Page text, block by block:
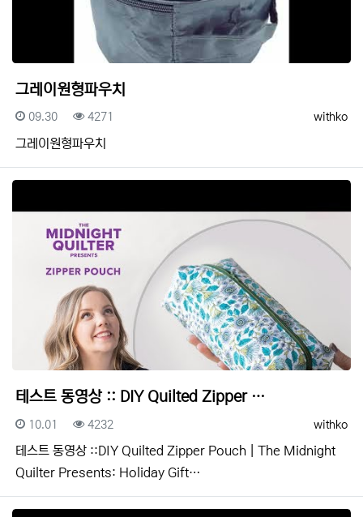
그레이원형파우치
등록자
withko
등록일
09.30 조회
4271
그레이원형파우치
테스트 동영상 :: DIY Quilted Zipper …
등록자
withko
등록일
10.01 조회
4232
테스트 동영상 ::DIY Quilted Zipper Pouch | The Midnight
Quilter Presents: Holiday Gift…